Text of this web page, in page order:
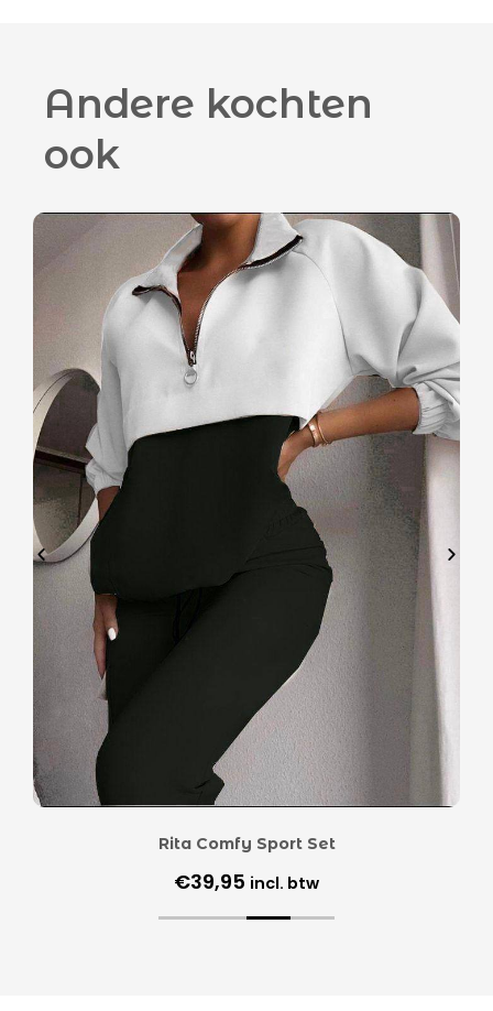
Andere kochten
ook
Rita Comfy Sport Set
€39,95 incl. btw